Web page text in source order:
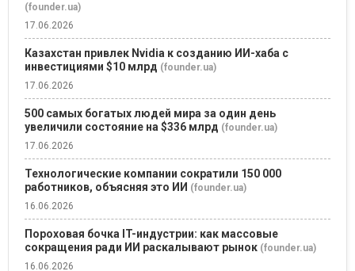
(founder.ua)
17.06.2026
Казахстан привлек Nvidia к созданию ИИ-хаба с
инвестициями $10 млрд (founder.ua)
17.06.2026
500 самых богатых людей мира за один день
увеличили состояние на $336 млрд (founder.ua)
17.06.2026
Технологические компании сократили 150 000
работников, объясняя это ИИ (founder.ua)
16.06.2026
Пороховая бочка IT-индустрии: как массовые
сокращения ради ИИ раскалывают рынок (founder.ua)
16.06.2026